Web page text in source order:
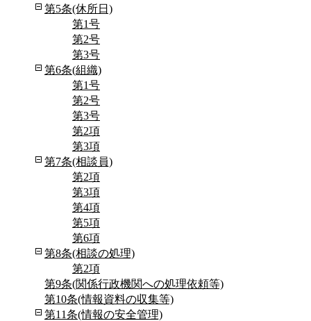
第5条(休所日)
第1号
第2号
第3号
第6条(組織)
第1号
第2号
第3号
第2項
第3項
第7条(相談員)
第2項
第3項
第4項
第5項
第6項
第8条(相談の処理)
第2項
第9条(関係行政機関への処理依頼等)
第10条(情報資料の収集等)
第11条(情報の安全管理)